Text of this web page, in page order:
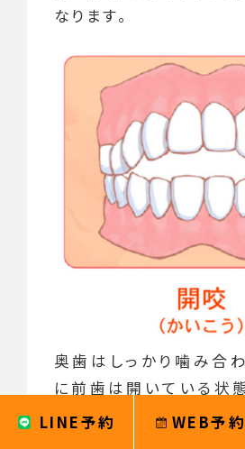
なります。
奥歯はしっかり噛み合
に前歯は開いている状
良や口の乾燥からくる
LINE予約 WEB予約